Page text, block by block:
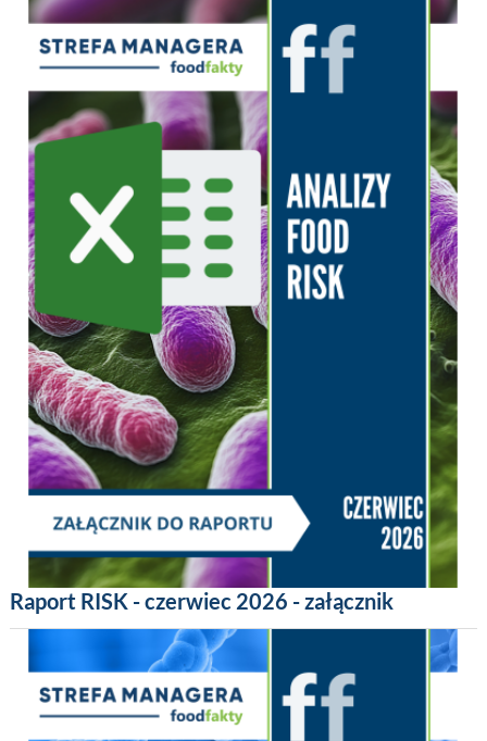
Raport RISK - czerwiec 2026 - załącznik